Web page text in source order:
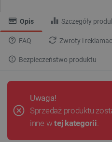
Opis Szczegóły
FAQ Zwroty i
Bezpieczeństwo produktu
Uwaga!
Sprzedaż produktu
inne wtej kategorii.